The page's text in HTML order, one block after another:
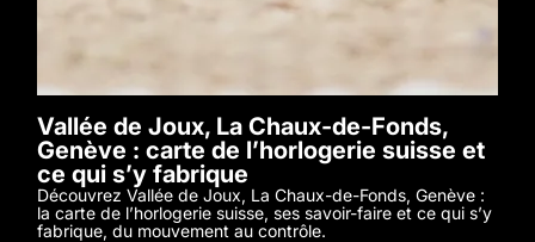
Vallée de Joux, La Chaux-de-Fonds,
Genève : carte de l’horlogerie suisse et
ce qui s’y fabrique
Découvrez Vallée de Joux, La Chaux-de-Fonds, Genève :
la carte de l’horlogerie suisse, ses savoir-faire et ce qui s’y
fabrique, du mouvement au contrôle.